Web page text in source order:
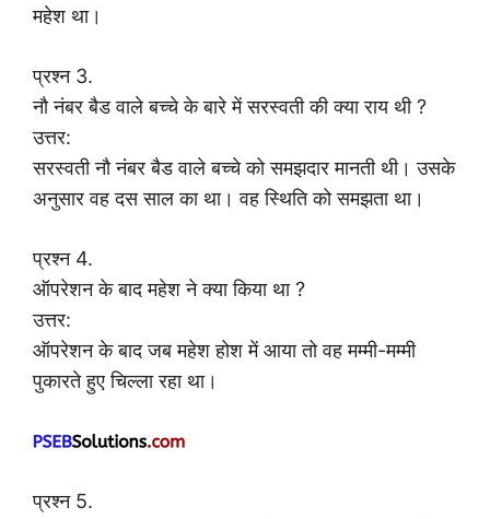
महेश था।
प्रश्न 3.
नौ नंबर बैड वाले बच्चे के बारे में सरस्वती की क्या राय थी ?
उत्तर:
सरस्वती नौ नंबर बैड वाले बच्चे को समझदार मानती थी। उसके
अनुसार वह दस साल का था। वह स्थिति को समझता था।
प्रश्न 4.
ऑपरेशन के बाद महेश ने क्या किया था ?
उत्तर:
ऑपरेशन के बाद जब महेश होश में आया तो वह मम्मी-मम्मी
पुकारते हुए चिल्ला रहा था।
प्रश्न 5.